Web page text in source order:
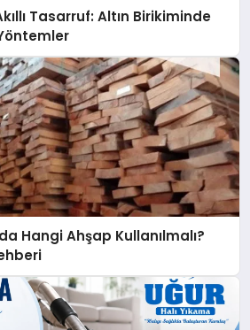
Tasarruf: Altın Birikiminde
Hangi Ahşap Kullanılmalı?